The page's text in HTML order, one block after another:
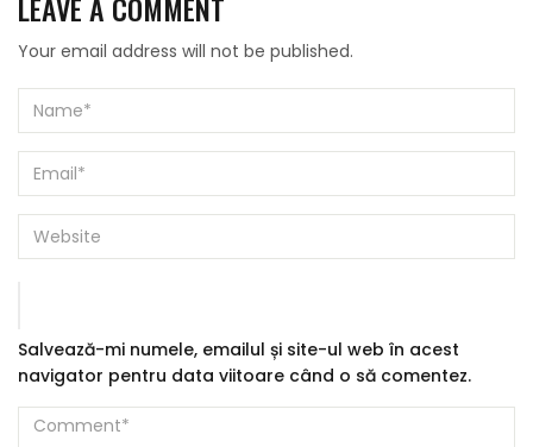
Your email address will not be published.
Salvează-mi numele, emailul și site-ul web în acest
navigator pentru data viitoare când o să comentez.